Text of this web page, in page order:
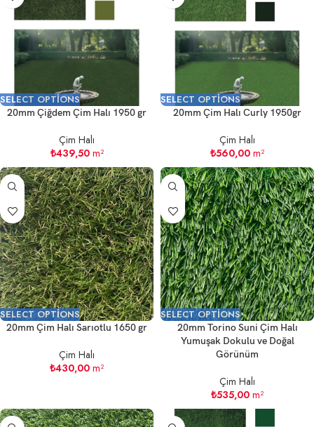
SELECT OPTIONS
20mm Çiğdem Çim Halı 1950 gr
Çim Halı
₺439,50m²
SELECT OPTIONS
20mm Çim Halı Curly 1950gr
Çim Halı
₺560,00 m²
SELECT OPTIONS
20mm Çim Halı Sarıotlu 1650 gr
Çim Halı
₺430,00 m²
SELECT OPTIONS
20mm Torino Suni Çim Halı
Yumuşak Dokulu ve Doğal
Görünüm
Çim Halı
₺535,00 m²